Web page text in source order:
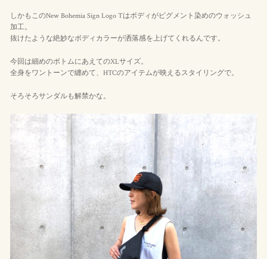
しかもこのNew Bohemia Sign Logo Tはボディがピグメント染めのウォッシュ
加工。
抜けたような絶妙なボディカラーが洒落感を上げてくれるんです。
今回は細めのボトムにあえてのXLサイズ。
全身をワントーンで纏めて、HTCのアイテムが映えるスタイリングで。
そろそろサンダルも解禁かな。